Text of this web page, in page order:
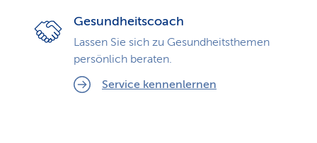
Gesundheitscoach
Lassen Sie sich zu Gesundheits­themen
persönlich beraten.
Service kennenlernen